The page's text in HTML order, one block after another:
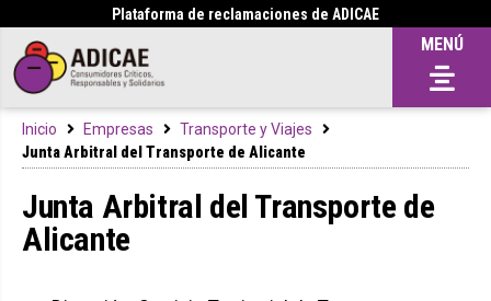
Plataforma de reclamaciones de ADICAE
MENÚ
Inicio Empresas
Transporte y Viajes
Junta Arbitral del Transporte de Alicante
Junta Arbitral del Transporte de
Alicante